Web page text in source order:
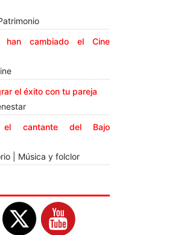
cambiado el Cine
el éxito con tu pareja
el cantante del Bajo
| Música y folclor